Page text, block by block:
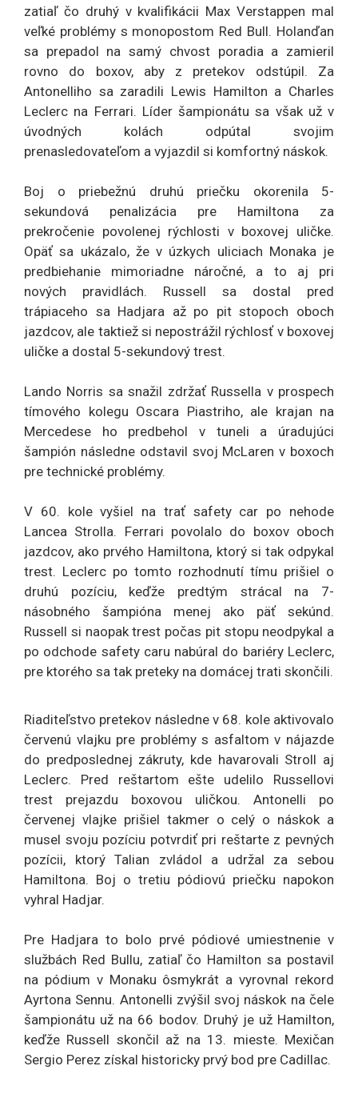
zatiaľ čo druhý v kvalifikácii Max Verstappen mal
veľké problémy s monopostom Red Bull. Holanďan
sa prepadol na samý chvost poradia a zamieril
rovno do boxov, aby z pretekov odstúpil. Za
Antonelliho sa zaradili Lewis Hamilton a Charles
Leclerc na Ferrari. Líder šampionátu sa však už v
úvodných kolách odpútal svojim
prenasledovateľom a vyjazdil si komfortný náskok.
Boj o priebežnú druhú priečku okorenila 5-
sekundová penalizácia pre Hamiltona za
prekročenie povolenej rýchlosti v boxovej uličke.
Opäť sa ukázalo, že v úzkych uliciach Monaka je
predbiehanie mimoriadne náročné, a to aj pri
nových pravidlách. Russell sa dostal pred
trápiaceho sa Hadjara až po pit stopoch oboch
jazdcov, ale taktiež si nepostrážil rýchlosť v boxovej
uličke a dostal 5-sekundový trest.
Lando Norris sa snažil zdržať Russella v prospech
tímového kolegu Oscara Piastriho, ale krajan na
Mercedese ho predbehol v tuneli a úradujúci
šampión následne odstavil svoj McLaren v boxoch
pre technické problémy.
V 60. kole vyšiel na trať safety car po nehode
Lancea Strolla. Ferrari povolalo do boxov oboch
jazdcov, ako prvého Hamiltona, ktorý si tak odpykal
trest. Leclerc po tomto rozhodnutí tímu prišiel o
druhú pozíciu, keďže predtým strácal na 7-
násobného šampióna menej ako päť sekúnd.
Russell si naopak trest počas pit stopu neodpykal a
po odchode safety caru nabúral do bariéry Leclerc,
pre ktorého sa tak preteky na domácej trati skončili.
Riaditeľstvo pretekov následne v 68. kole aktivovalo
červenú vlajku pre problémy s asfaltom v nájazde
do predposlednej zákruty, kde havarovali Stroll aj
Leclerc. Pred reštartom ešte udelilo Russellovi
trest prejazdu boxovou uličkou. Antonelli po
červenej vlajke prišiel takmer o celý o náskok a
musel svoju pozíciu potvrdiť pri reštarte z pevných
pozícii, ktorý Talian zvládol a udržal za sebou
Hamiltona. Boj o tretiu pódiovú priečku napokon
vyhral Hadjar.
Pre Hadjara to bolo prvé pódiové umiestnenie v
službách Red Bullu, zatiaľ čo Hamilton sa postavil
na pódium v Monaku ôsmykrát a vyrovnal rekord
Ayrtona Sennu. Antonelli zvýšil svoj náskok na čele
šampionátu už na 66 bodov. Druhý je už Hamilton,
keďže Russell skončil až na 13. mieste. Mexičan
Sergio Perez získal historicky prvý bod pre Cadillac.